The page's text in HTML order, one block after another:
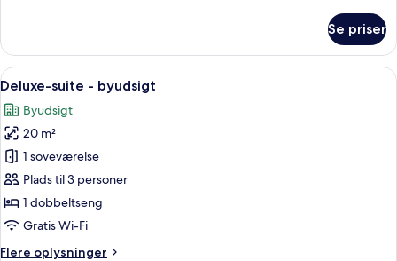
værelse
med
dobbeltseng
2
enkeltsenge
byudsigt
Se priser
Indlæs
alle
billeder
af
Deluxe-
suite
-
byudsigt
Et hotelværelse med en stor seng,
10
Deluxe-suite - byudsigt
Byudsigt
20 m²
1 soveværelse
Plads til 3 personer
1 dobbeltseng
Gratis Wi-Fi
Flere oplysninger
Flere